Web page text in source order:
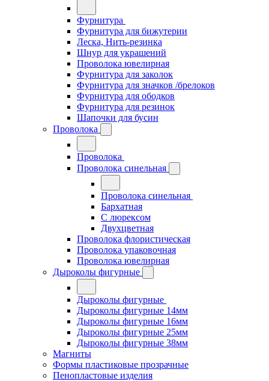
Фурнитура
Фурнитура для бижутерии
Леска, Нить-резинка
Шнур для украшений
Проволока ювелирная
Фурнитура для заколок
Фурнитура для значков /брелоков
Фурнитура для ободков
Фурнитура для резинок
Шапочки для бусин
Проволока
Проволока
Проволока синельная
Проволока синельная
Бархатная
С люрексом
Двухцветная
Проволока флористическая
Проволока упаковочная
Проволока ювелирная
Дыроколы фигурные
Дыроколы фигурные
Дыроколы фигурные 14мм
Дыроколы фигурные 16мм
Дыроколы фигурные 25мм
Дыроколы фигурные 38мм
Магниты
Формы пластиковые прозрачные
Пенопластовые изделия